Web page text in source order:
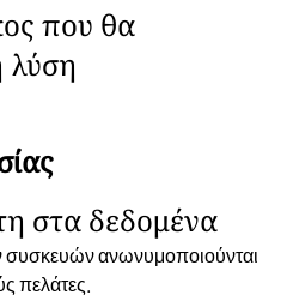
που θα
λύση
στα δεδομένα
ανωνυμοποιούνται
πελάτες.